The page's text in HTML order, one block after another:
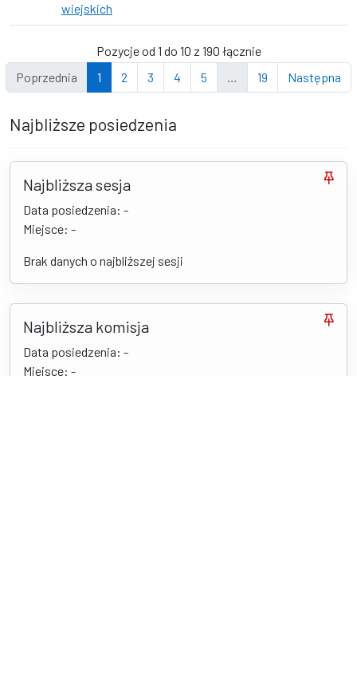
wiejskich
Pozycje od 1 do 10 z 190 łącznie
Poprzednia
1 2 3 4 5 19 Następna
Najbliższe posiedzenia
Najbliższa sesja
Data posiedzenia: -
Miejsce: -
Brak danych o najbliższej sesji
Najbliższa komisja
Data posiedzenia: -
Miejsce: -